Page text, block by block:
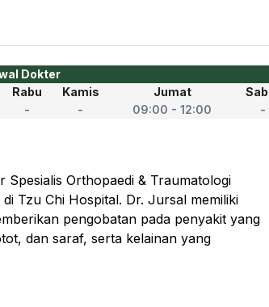
Dokter
Rabu Kamis Jumat
- - 09:00 - 12:00 -
Orthopaedi & Traumatologi
Tzu Chi Hospital. Dr. Jursal memiliki
pengobatan pada penyakit yang
dan saraf, serta kelainan yang